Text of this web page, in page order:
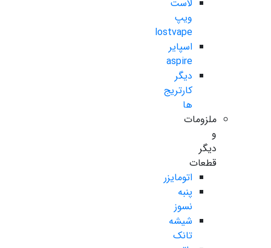
لاست
ویپ
lostvape
اسپایر
aspire
دیگر
کارتریج
ها
ملزومات
و
دیگر
قطعات
اتومایزر
پنبه
نسوز
شیشه
تانک